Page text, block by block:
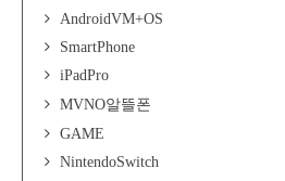
AndroidVM+OS
SmartPhone
iPadPro
MVNO알뜰폰
GAME
NintendoSwitch